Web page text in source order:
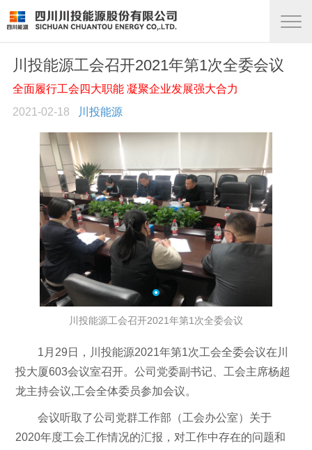
川投能源工会召开2021年第1次全委会议
全面履行工会四大职能 凝聚企业发展强大合力
2021-02-18
川投能源
川投能源工会召开2021年第1次全委会议
1月29日，川投能源2021年第1次工会全委会议在川
投大厦603会议室召开。公司党委副书记、工会主席杨超
龙主持会议,工会全体委员参加会议。
会议听取了公司党群工作部（工会办公室）关于
2020年度工会工作情况的汇报，对工作中存在的问题和